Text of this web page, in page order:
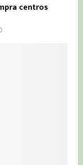
centros
0